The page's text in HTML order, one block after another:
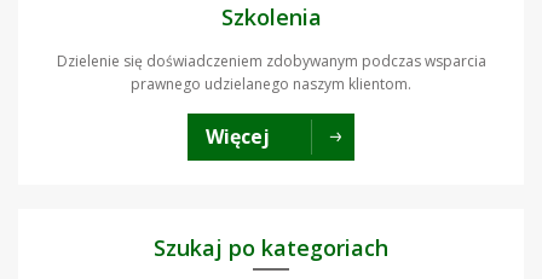
Szkolenia
Dzielenie się doświadczeniem zdobywanym podczas wsparcia
prawnego udzielanego naszym klientom.
Więcej
Szukaj po kategoriach